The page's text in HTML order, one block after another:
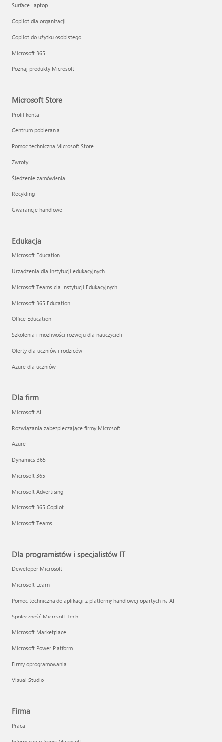
Surface Laptop
Copilot dla organizacji
Copilot do użytku osobistego
Microsoft 365
Poznaj produkty Microsoft
Microsoft Store
Profil konta
Centrum pobierania
Pomoc techniczna Microsoft Store
Zwroty
Śledzenie zamówienia
Recykling
Gwarancje handlowe
Edukacja
Microsoft Education
Urządzenia dla instytucji edukacyjnych
Microsoft Teams dla Instytucji Edukacyjnych
Microsoft 365 Education
Office Education
Szkolenia i możliwości rozwoju dla nauczycieli
Oferty dla uczniów i rodziców
Azure dla uczniów
Dla firm
Microsoft AI
Rozwiązania zabezpieczające firmy Microsoft
Azure
Dynamics 365
Microsoft 365
Microsoft Advertising
Microsoft 365 Copilot
Microsoft Teams
Dla programistów i specjalistów IT
Deweloper Microsoft
Microsoft Learn
Pomoc techniczna do aplikacji z platformy handlowej opartych na AI
Społeczność Microsoft Tech
Microsoft Marketplace
Microsoft Power Platform
Firmy oprogramowania
Visual Studio
Firma
Praca